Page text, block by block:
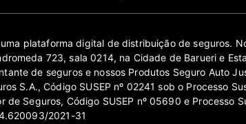
plataforma digital de distribuição de seguros.
723, sala 0214, na Cidade de Barueri e
de seguros e nossos Produtos Seguro Auto
S.A., Código SUSEP nº 02241 sob o Processo
Seguros, Código SUSEP nº 05690 e Processo
2021-31